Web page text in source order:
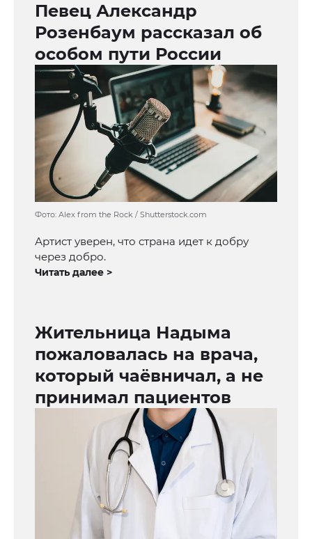
Певец Александр
Розенбаум рассказал об
особом пути России
Фото: Alex from the Rock / Shutterstock.com
Артист уверен, что страна идет к добру
через добро.
Читать далее >
Жительница Надыма
пожаловалась на врача,
который чаёвничал, а не
принимал пациентов